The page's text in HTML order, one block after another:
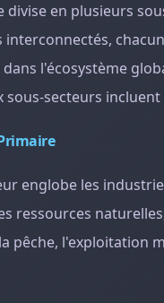
divise en plusieurs
interconnectés,
l'écosystème
sous-secteurs incluent
englobe les
ressources
pêche, l'exploitation